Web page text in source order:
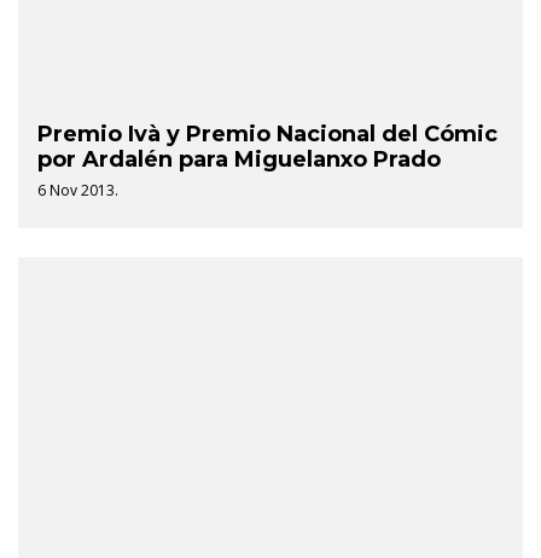
Premio Ivà y Premio Nacional del Cómic
por Ardalén para Miguelanxo Prado
6 Nov 2013.